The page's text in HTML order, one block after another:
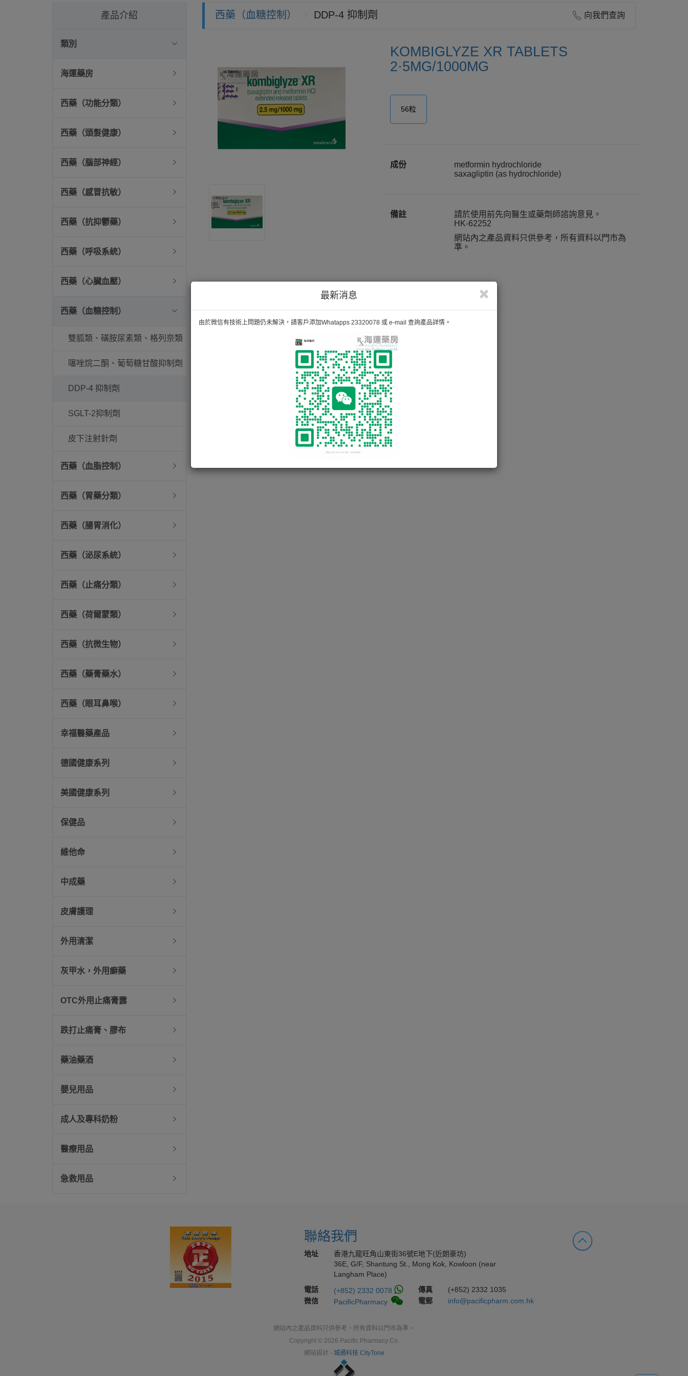
最新消息
由於微信有技術上問題仍未解決，請客戶添加Whatapps 23320078 或 e-mail 查詢產品詳情。
產品介紹
類別
海運藥房
西藥（功能分類）
西藥（頭髮健康）
西藥（腦部神經）
西藥（感冒抗敏）
西藥（抗抑鬱藥）
西藥（呼吸系統）
西藥（心臟血壓）
西藥（血糖控制）
雙胍類、磺胺尿素類、格列奈類
噻唑烷二酮、葡萄糖甘酸抑制劑
DDP-4 抑制劑
SGLT-2抑制劑
皮下注射針劑
西藥（血脂控制）
西藥（胃藥分類）
西藥（腸胃消化）
西藥（泌尿系統）
西藥（止痛分類）
西藥（荷爾蒙類）
西藥（抗微生物）
西藥（藥膏藥水）
西藥（眼耳鼻喉）
幸福醫藥產品
德國健康系列
美國健康系列
保健品
維他命
中成藥
皮膚護理
外用清潔
灰甲水，外用癬藥
OTC外用止痛膏露
跌打止痛膏、膠布
藥油藥酒
嬰兒用品
成人及專科奶粉
醫療用品
急救用品
西藥（血糖控制） DDP-4 抑制劑 向我們查詢
KOMBIGLYZE XR TABLETS
2·5MG/1000MG
56粒
成份
metformin hydrochloride
saxagliptin (as hydrochloride)
備註
請於使用前先向醫生或藥劑師諮詢意見。
HK-62252
網站內之產品資料只供參考，所有資料以門市為
準。
聯絡我們
地址
香港九龍旺角山東街36號E地下(近朗豪坊)
36E, G/F, Shantung St., Mong Kok, Kowloon (near
Langham Place)
電話
(+852) 2332 0078 傳真
(+852) 2332 1035
微信
PacificPharmacy 電郵 info@pacificpharm.com.hk
網站內之產品資料只供參考，所有資料以門市為準。
Copyright © 2026 Pacific Pharmacy Co.
網站設計 - 城通科技 CityTone